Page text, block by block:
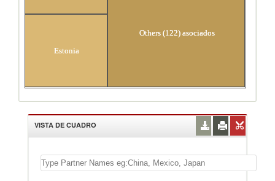
Estonia
Others (122) asociados
VISTA DE CUADRO